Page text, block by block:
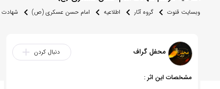
وبسایت قنوت گروه آثار اطلاعیه امام حسن عسکری (ص)
محفل گراف دنبال کردن add
مشخصات این اثر :